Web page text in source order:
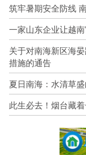
筑牢暑期安全防线
一家山东企业让越
关于对南海新区海
措施的通告
夏日南海：水清草
此生必去！烟台藏